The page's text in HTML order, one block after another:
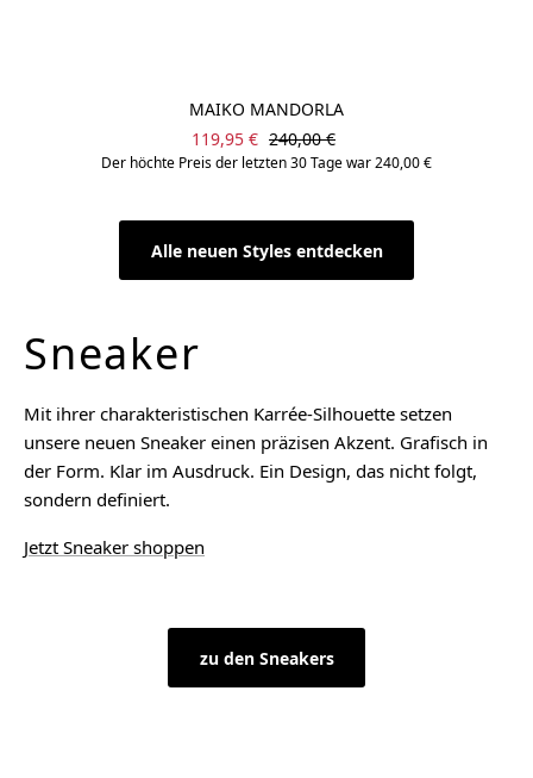
MAIKO MANDORLA
Verkaufspreis:
119,95 € Regulärer Preis:
240,00 €
Der höchte Preis der letzten 30 Tage war 240,00 €
Alle neuen Styles entdecken
Sneaker
Mit ihrer charakteristischen Karrée-Silhouette setzen
unsere neuen Sneaker einen präzisen Akzent. Grafisch in
der Form. Klar im Ausdruck. Ein Design, das nicht folgt,
sondern definiert.
Jetzt Sneaker shoppen
zu den Sneakers